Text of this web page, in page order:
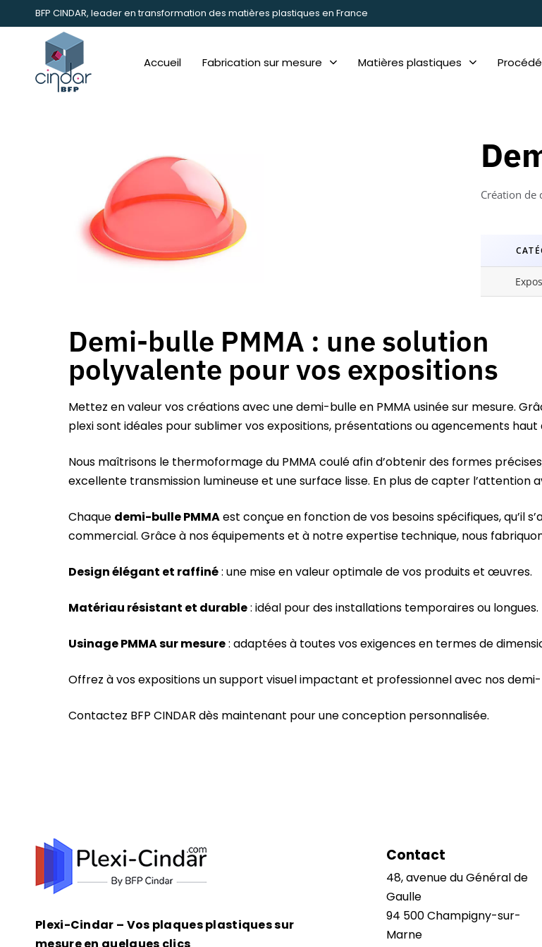
BFP CINDAR, leader en transformation des matières plastiques en France
Accueil Fabrication sur mesure Matières plastiques
Création de
Demi-bulle PMMA : une solution
polyvalente pour vos expositions
Mettez en valeur vos créations avec une demi-bulle en PMMA usinée sur mesure.
plexi sont idéales pour sublimer vos expositions, présentations ou agencements haut
Nous maîtrisons le thermoformage du PMMA couléafin d’obtenir des formes
excellente transmission lumineuse et une surface lisse. En plus de capter l’attention
Chaque demi-bulle PMMAest conçue en fonction de vos besoins spécifiques, qu’il
commercial. Grâce à nos équipements et à notre expertise technique, nous
Design élégant et raffiné: une mise en valeur optimale de vos produits et œuvres.
Matériau résistant et durable: idéal pour des installations temporaires ou longues.
Usinage PMMA sur mesure: adaptées à toutes vos exigences en termes de
Offrez à vos expositions un support visuel impactant et professionnel avec nos
Contactez BFP CINDAR dès maintenant pour une conception personnalisée.
Plexi-Cindar – Vos plaques plastiques sur
Contact
48, avenue du Général de
Gaulle
94 500 Champigny-sur-
Marne